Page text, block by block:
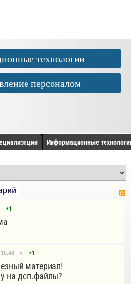
технологии
персоналом
Информационные
+1
10:43 # +1
материал!
на доп.файлы?